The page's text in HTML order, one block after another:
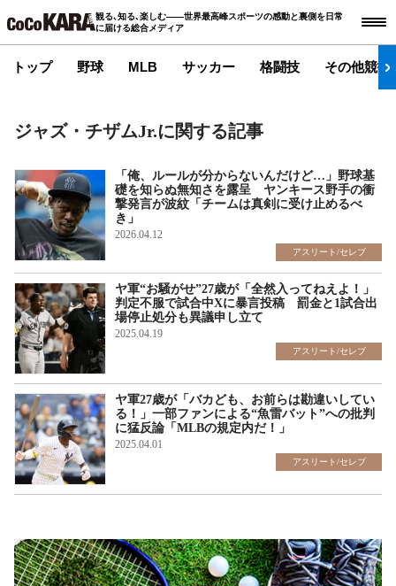
観る､知る､楽しむ――世界最高峰スポーツの感動と裏側を日常
に届ける総合メディア
トップ 野球 MLB サッカー 格闘技 その他競技
ジャズ・チザムJr.に関する記事
「俺、ルールが分からないんだけど…」野球基
礎を知らぬ無知さを露呈 ヤンキース野手の衝
撃発言が波紋「チームは真剣に受け止めるべ
き」
2026.04.12
アスリート/セレブ
ヤ軍“お騒がせ”27歳が「全然入ってねえよ！」
判定不服で試合中Xに暴言投稿 罰金と1試合出
場停止処分も異議申し立て
2025.04.19
アスリート/セレブ
ヤ軍27歳が「バカども、お前らは勘違いしてい
る！」一部ファンによる“魚雷バット”への批判
に猛反論「MLBの規定内だ！」
2025.04.01
アスリート/セレブ